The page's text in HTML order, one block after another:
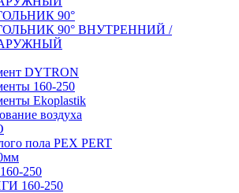
90°
90° ВНУТРЕННИЙ /
DYTRON
160-250
Ekoplastik
воздуха
пола PEX PERT
250
160-250